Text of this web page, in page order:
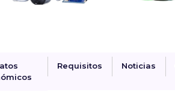
Requisitos Noticias